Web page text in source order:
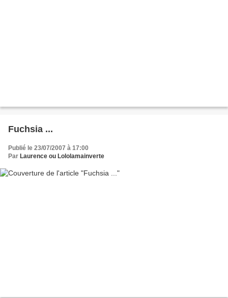
Fuchsia ...
Publié le 23/07/2007 à 17:00
Par Laurence ou Lololamainverte